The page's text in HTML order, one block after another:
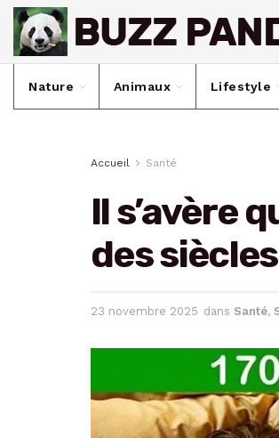
Nature Animaux Lifestyle
Accueil Santé
Il s’avère
des siècles
23 novembre 2025 dans Santé,